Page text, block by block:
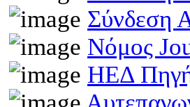
Σύνδεση
Νόμος
ΗΕΔ